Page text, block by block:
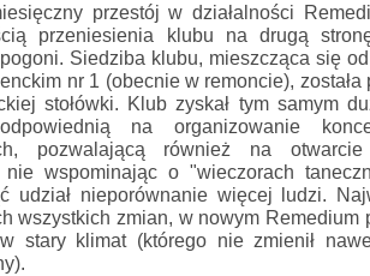
przestój w działalności
przeniesienia klubu na drugą
Siedziba klubu, mieszcząca się
nr 1 (obecnie w remoncie),
stołówki. Klub zyskał tym samym
na organizowanie
pozwalającą również na
nie wspominając o "wieczorach
udział nieporównanie więcej ludzi.
wszystkich zmian, w nowym Remedium
stary klimat (którego nie zmienił